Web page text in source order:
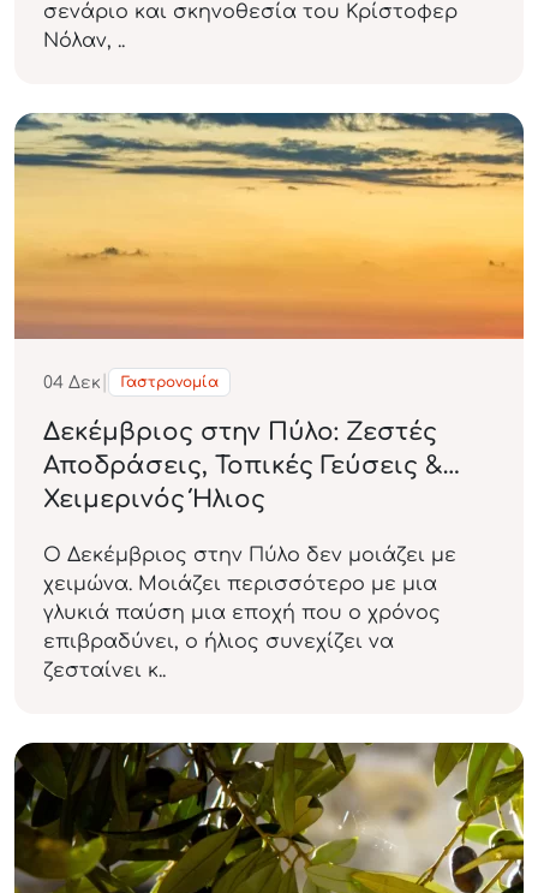
σενάριο και σκηνοθεσία του Κρίστοφερ
Νόλαν, ..
04 Δεκ Γαστρονομία
Δεκέμβριος στην Πύλο: Ζεστές
Αποδράσεις, Τοπικές Γεύσεις &
Χειμερινός Ήλιος
Ο Δεκέμβριος στην Πύλο δεν μοιάζει με
χειμώνα. Μοιάζει περισσότερο με μια
γλυκιά παύση μια εποχή που ο χρόνος
επιβραδύνει, ο ήλιος συνεχίζει να
ζεσταίνει κ..